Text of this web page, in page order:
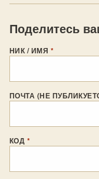
Поделитесь
НИК / ИМЯ *
ПОЧТА (НЕ
КОД *